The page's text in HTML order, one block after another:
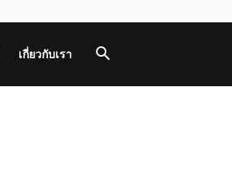
เกี่ยวกับเรา